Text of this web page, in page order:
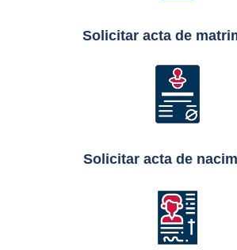
Solicitar acta de
Solicitar acta de